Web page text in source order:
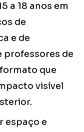
a 18 anos em
de
e de
professores de
que
visível
espaço e